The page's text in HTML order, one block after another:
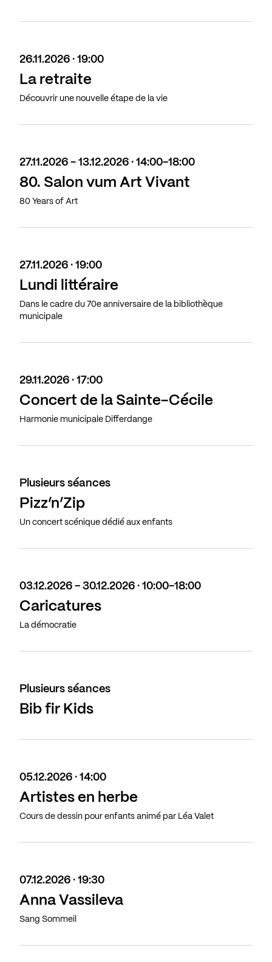
26.11.2026 · 19:00
La retraite
Découvrir une nouvelle étape de la vie
27.11.2026 - 13.12.2026 · 14:00-18:00
80. Salon vum Art Vivant
80 Years of Art
27.11.2026 · 19:00
Lundi littéraire
Dans le cadre du 70e anniversaire de la bibliothèque
municipale
29.11.2026 · 17:00
Concert de la Sainte-Cécile
Harmonie municipale Differdange
Plusieurs séances
Pizz’n’Zip
Un concert scénique dédié aux enfants
03.12.2026 - 30.12.2026 · 10:00-18:00
Caricatures
La démocratie
Plusieurs séances
Bib fir Kids
05.12.2026 · 14:00
Artistes en herbe
Cours de dessin pour enfants animé par Léa Valet
07.12.2026 · 19:30
Anna Vassileva
Sang Sommeil